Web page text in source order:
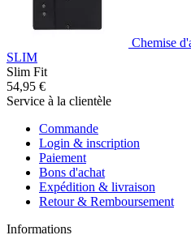
Chemise
SLIM
Slim Fit
54,95 €
Service à la clientèle
Commande
Login & inscription
Paiement
Bons d'achat
Expédition & livraison
Retour & Remboursement
Informations